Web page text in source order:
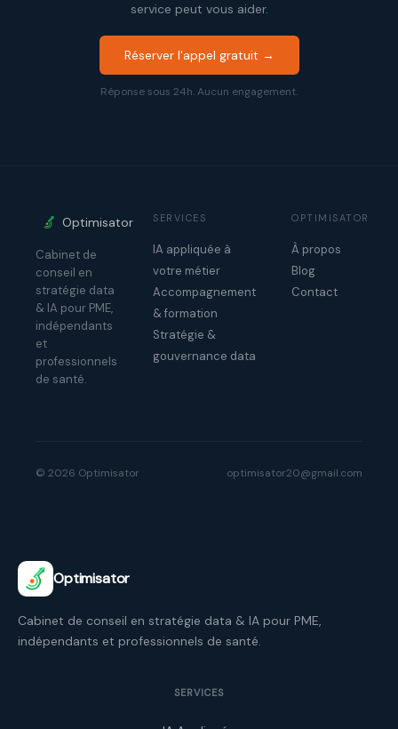
service peut vous aider.
Réserver l'appel gratuit →
Réponse sous 24h. Aucun engagement.
Optimisator
Cabinet de
conseil en
stratégie data
& IA pour PME,
indépendants
et
professionnels
de santé.
SERVICES
IA appliquée à
votre métier
Accompagnement
& formation
Stratégie &
gouvernance data
OPTIMISATOR
À propos
Blog
Contact
© 2026 Optimisator optimisator20@gmail.com
Optimisator
Cabinet de conseil en stratégie data & IA pour PME,
indépendants et professionnels de santé.
SERVICES